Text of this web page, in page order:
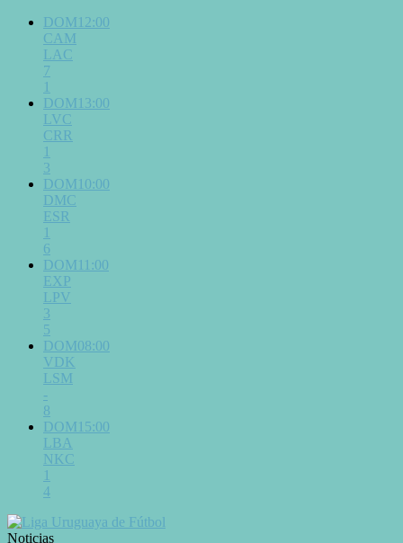
DOM12:00
CAM
LAC
7
1
DOM13:00
LVC
CRR
1
3
DOM10:00
DMC
ESR
1
6
DOM11:00
EXP
LPV
3
5
DOM08:00
VDK
LSM
-
8
DOM15:00
LBA
NKC
1
4
Noticias